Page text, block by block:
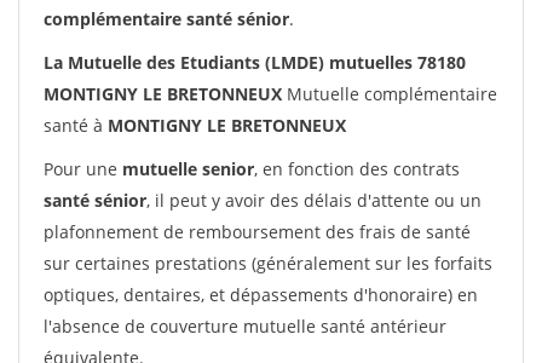
complémentaire santé sénior.
La Mutuelle des Etudiants (LMDE) mutuelles 78180
MONTIGNY LE BRETONNEUX Mutuelle complémentaire
santé à MONTIGNY LE BRETONNEUX
Pour une mutuelle senior, en fonction des contrats
santé sénior, il peut y avoir des délais d'attente ou un
plafonnement de remboursement des frais de santé
sur certaines prestations (généralement sur les forfaits
optiques, dentaires, et dépassements d'honoraire) en
l'absence de couverture mutuelle santé antérieur
équivalente.